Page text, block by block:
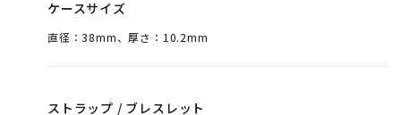
ケースサイズ
直径：38mm、厚さ：10.2mm
ストラップ / ブレスレット